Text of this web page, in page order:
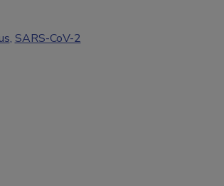
, SARS-CoV-2